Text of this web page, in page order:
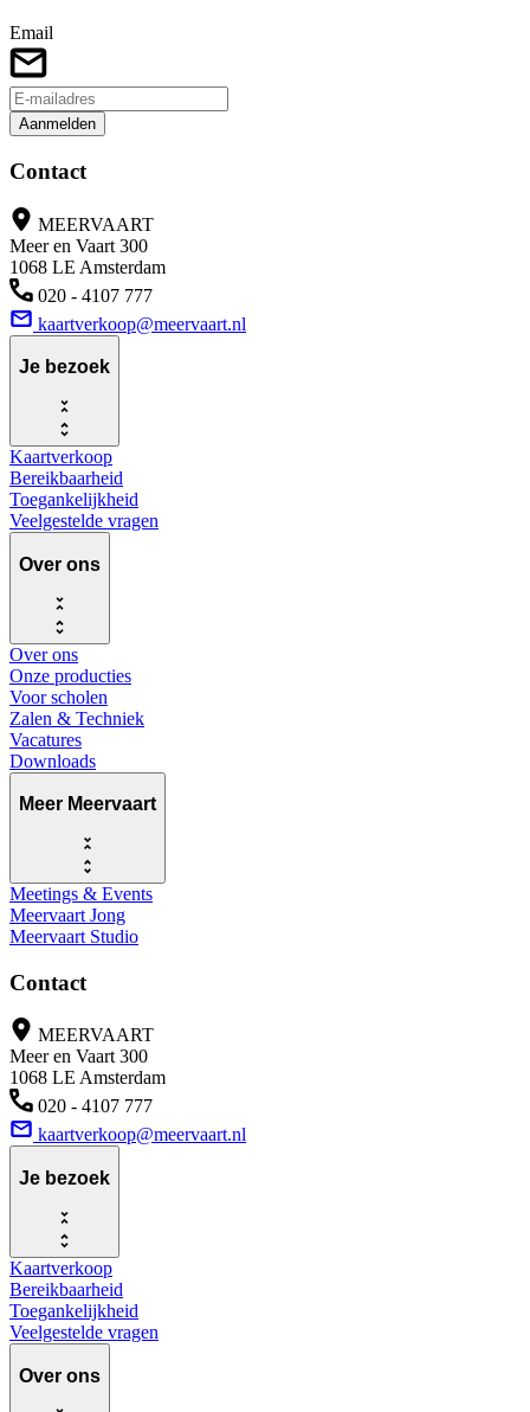
Email
Aanmelden
Contact
MEERVAART
Meer en Vaart 300
1068 LE Amsterdam
020 - 4107 777
kaartverkoop@meervaart.nl
Je bezoek
Kaartverkoop
Bereikbaarheid
Toegankelijkheid
Veelgestelde vragen
Over ons
Over ons
Onze producties
Voor scholen
Zalen & Techniek
Vacatures
Downloads
Meer Meervaart
Meetings & Events
Meervaart Jong
Meervaart Studio
Contact
MEERVAART
Meer en Vaart 300
1068 LE Amsterdam
020 - 4107 777
kaartverkoop@meervaart.nl
Je bezoek
Kaartverkoop
Bereikbaarheid
Toegankelijkheid
Veelgestelde vragen
Over ons